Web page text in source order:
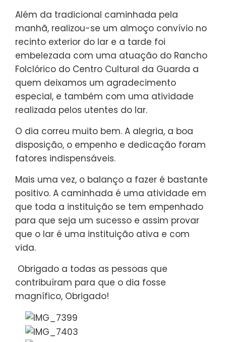
Além da tradicional caminhada pela
manhã, realizou-se um almoço convívio no
recinto exterior do lar e a tarde foi
embelezada com uma atuação do Rancho
Folclórico do Centro Cultural da Guarda a
quem deixamos um agradecimento
especial, e também com uma atividade
realizada pelos utentes do lar.
O dia correu muito bem. A alegria, a boa
disposição, o empenho e dedicação foram
fatores indispensáveis.
Mais uma vez, o balanço a fazer é bastante
positivo. A caminhada é uma atividade em
que toda a instituição se tem empenhado
para que seja um sucesso e assim provar
que o lar é uma instituição ativa e com
vida.
Obrigado a todas as pessoas que
contribuíram para que o dia fosse
magnífico, Obrigado!